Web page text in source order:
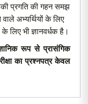
प्रगति की गहन समझ
अभ्यर्थियों के लिए
लिए भी ज्ञानवर्धक है।
रूप से प्रासंगिक
का प्रश्नपत्र केवल